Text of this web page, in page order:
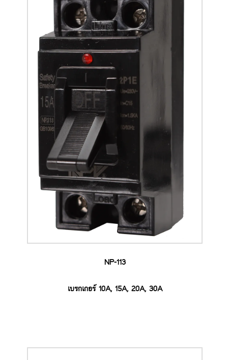
NP-113
เบรกเกอร์ 10A, 15A, 20A, 30A